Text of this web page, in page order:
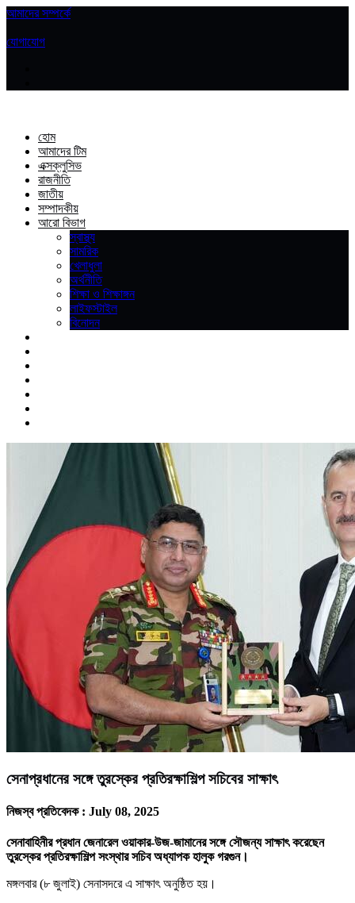
আমাদের সম্পর্কে
যোগাযোগ
হোম
আমাদের টিম
এক্সক্লুসিভ
রাজনীতি
জাতীয়
সম্পাদকীয়
আরো বিভাগ
স্বাস্থ্য
সামরিক
খেলাধুলা
অর্থনীতি
শিক্ষা ও শিক্ষাঙ্গন
লাইফস্টাইল
বিনোদন
সেনাপ্রধানের সঙ্গে তুরস্কের প্রতিরক্ষাশিল্প সচিবের সাক্ষাৎ
নিজস্ব প্রতিবেদক : July 08, 2025
সেনাবাহিনীর প্রধান জেনারেল ওয়াকার-উজ-জামানের সঙ্গে সৌজন্য সাক্ষাৎ করেছেন
তুরস্কের প্রতিরক্ষাশিল্প সংস্থার সচিব অধ্যাপক হালুক গরগুন।
মঙ্গলবার (৮ জুলাই) সেনাসদরে এ সাক্ষাৎ অনুষ্ঠিত হয়।